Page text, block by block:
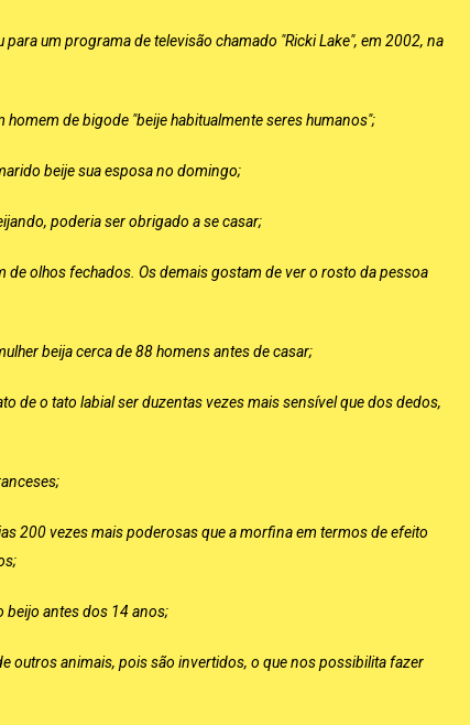
um programa de televisão chamado "Ricki Lake", em 2002, na
de bigode "beije habitualmente seres humanos";
beije sua esposa no domingo;
poderia ser obrigado a se casar;
de olhos fechados. Os demais gostam de ver o rosto da pessoa
beija cerca de 88 homens antes de casar;
de o tato labial ser duzentas vezes mais sensível que dos dedos,
200 vezes mais poderosas que a morfina em termos de efeito
beijo antes dos 14 anos;
outros animais, pois são invertidos, o que nos possibilita fazer